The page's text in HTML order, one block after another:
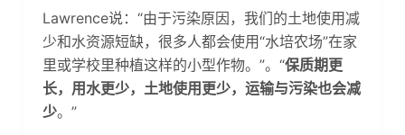
Lawrence说：“由于污染原因，我们的土地使用减
少和水资源短缺，很多人都会使用“水培农场”在家
里或学校里种植这样的小型作物。”。“保质期更
长，用水更少，土地使用更少，运输与污染也会减
少。”